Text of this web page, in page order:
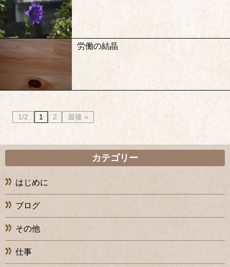
労働の結晶
1/2 1 2 最後 »
カテゴリー
はじめに
ブログ
その他
仕事